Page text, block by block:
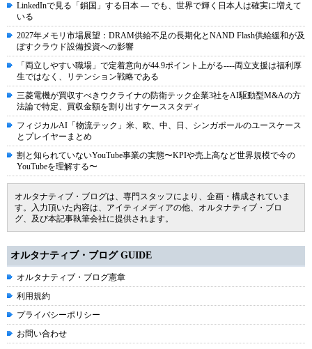
LinkedInで見る「鎖国」する日本 ― でも、世界で輝く日本人は確実に増えて
いる
2027年メモリ市場展望：DRAM供給不足の長期化とNAND Flash供給緩和が及
ぼすクラウド設備投資への影響
「両立しやすい職場」で定着意向が44.9ポイント上がる----両立支援は福利厚
生ではなく、リテンション戦略である
三菱電機が買収すべきウクライナの防衛テック企業3社をAI駆動型M&Aの方
法論で特定、買収金額を割り出すケーススタディ
フィジカルAI「物流テック」米、欧、中、日、シンガポールのユースケース
とプレイヤーまとめ
割と知られていないYouTube事業の実態〜KPIや売上高など世界規模で今の
YouTubeを理解する〜
オルタナティブ・ブログは、専門スタッフにより、企画・構成されていま
す。入力頂いた内容は、アイティメディアの他、オルタナティブ・ブロ
グ、及び本記事執筆会社に提供されます。
オルタナティブ・ブログ GUIDE
オルタナティブ・ブログ憲章
利用規約
プライバシーポリシー
お問い合わせ